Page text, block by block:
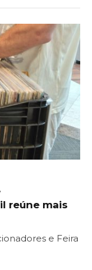
reúne mais
e Feira